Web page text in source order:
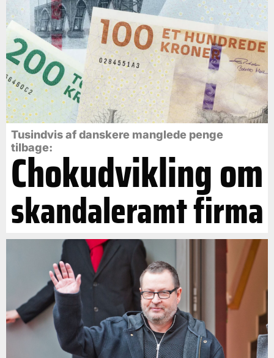
Tusindvis af danskere manglede penge
tilbage:
Chokudvikling om
skandaleramt firma